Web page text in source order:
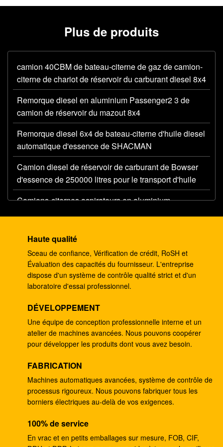
Plus de produits
camion 40CBM de bateau-citerne de gaz de camion-
citerne de chariot de réservoir du carburant diesel 8x4
Remorque diesel en aluminium Passenger2 3 de
camion de réservoir du mazout 8x4
Remorque diesel 6x4 de bateau-citerne d'huile diesel
automatique d'essence de SHACMAN
Camion diesel de réservoir de carburant de Bowser
d'essence de 250000 litres pour le transport d'huile
Camions-citernes aspirateurs en aluminium
fabricants en aluminium 3Axle de camion de réservoir
de carburant de carbone de 42000L 45000L
Camions en aluminium 8x4 de réservoir de stockage
de pétrole d'essence de carburant d'OEM avec le
moteur de Dongfeng
Camion diesel fait sur commande 6x4 80km/H de
réservoir (d'essence) de camion de réservoir de
mazout
Système lourd d'entraînement d'équipement de
camion de bouteur de construction de routes d'ODM
Type de chenille camion hydraulique de bouteur de
Équipement droit de camion de bouteur de
Haute qualité
Sceau de confiance, Vérification de crédit, RoSH et
Évaluation des capacités du fournisseur. L'entreprise
dispose d'un système de contrôle qualité strict et d'un
laboratoire d'essai professionnel.
DÉVELOPPEMENT
Une équipe de conception professionnelle interne et un
atelier de machines avancées. Nous pouvons coopérer
pour développer les produits dont vous avez besoin.
FABRICATION
Machines automatiques avancées, système de contrôle de
processus rigoureux. Nous pouvons fabriquer tous les
borniers électriques au-delà de vos exigences.
100% de service
En vrac et en petits emballages sur mesure, FOB, CIF,